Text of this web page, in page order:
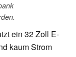
ein 32 Zoll E-
kaum Strom